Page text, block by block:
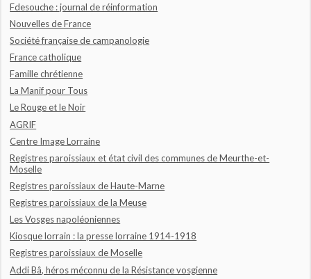
Fdesouche : journal de réinformation
Nouvelles de France
Société française de campanologie
France catholique
Famille chrétienne
La Manif pour Tous
Le Rouge et le Noir
AGRIF
Centre Image Lorraine
Registres paroissiaux et état civil des communes de Meurthe-et-
Moselle
Registres paroissiaux de Haute-Marne
Registres paroissiaux de la Meuse
Les Vosges napoléoniennes
Kiosque lorrain : la presse lorraine 1914-1918
Registres paroissiaux de Moselle
Addi Bâ, héros méconnu de la Résistance vosgienne